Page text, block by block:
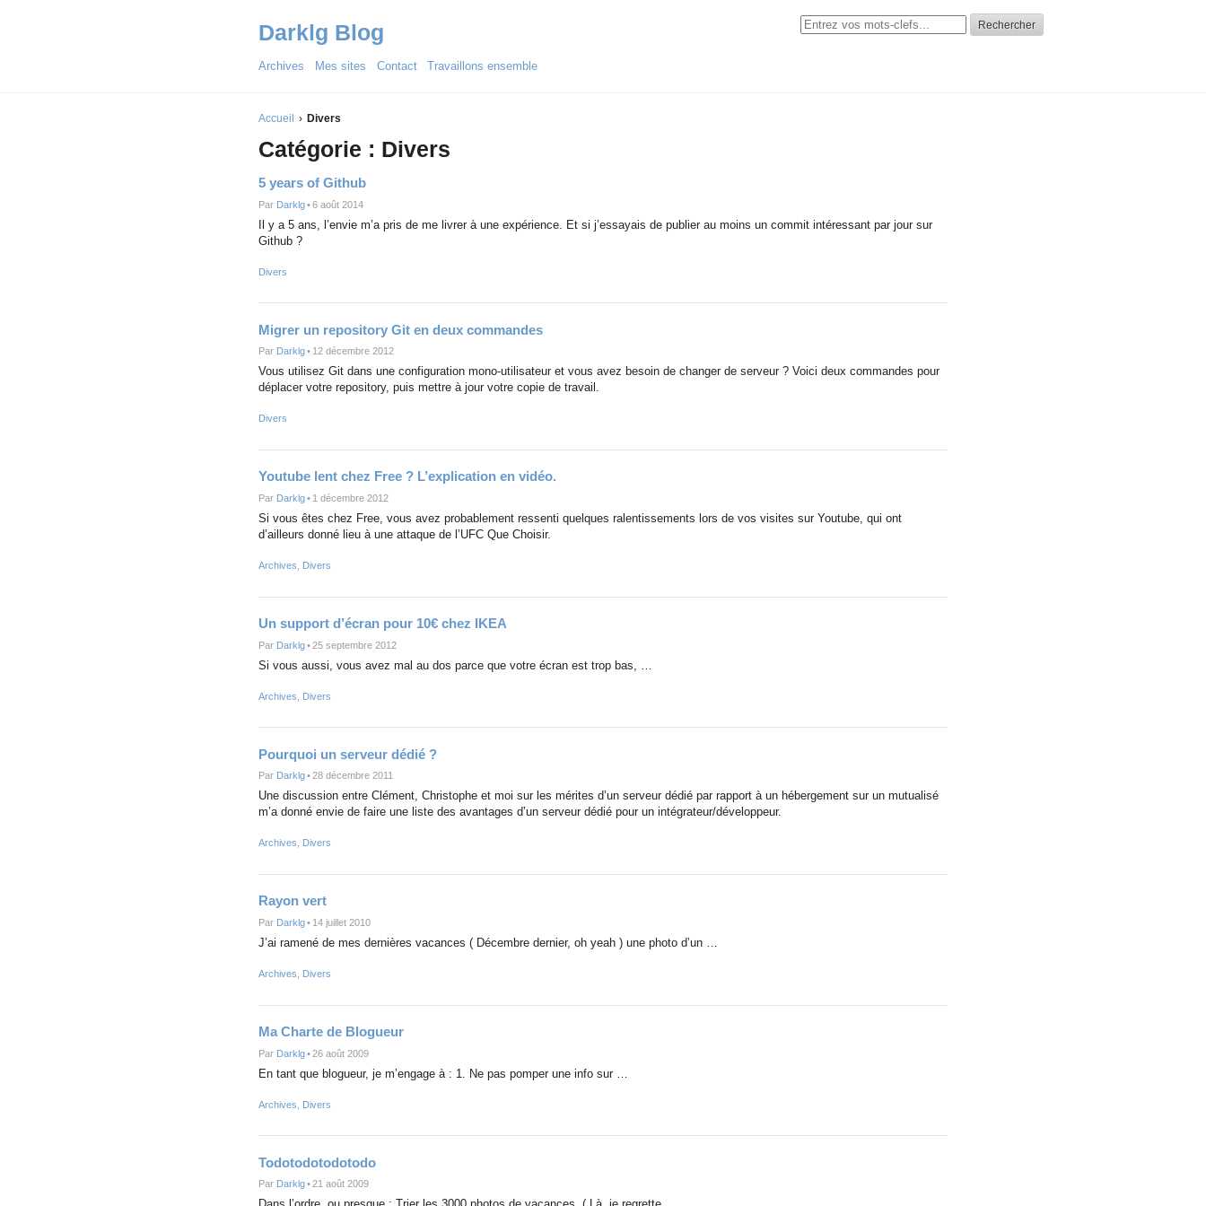
Darklg Blog Rechercher
Archives Mes sites Contact Travaillons ensemble
Accueil Divers
Catégorie : Divers
5 years of Github
Par Darklg•6 août 2014
Il y a 5 ans, l’envie m’a pris de me livrer à une expérience. Et si j’essayais de publier au moins un commit intéressant par jour sur
Github ?
Divers
Migrer un repository Git en deux commandes
Par Darklg• 12 décembre 2012
Vous utilisez Git dans une configuration mono-utilisateur et vous avez besoin de changer de serveur ? Voici deux commandes pour
déplacer votre repository, puis mettre à jour votre copie de travail.
Divers
Youtube lent chez Free ? L’explication en vidéo.
Par Darklg• 1 décembre 2012
Si vous êtes chez Free, vous avez probablement ressenti quelques ralentissements lors de vos visites sur Youtube, qui ont
d’ailleurs donné lieu à une attaque de l’UFC Que Choisir.
Archives Divers
Un support d’écran pour 10€ chez IKEA
Par Darklg•25 septembre 2012
Si vous aussi, vous avez mal au dos parce que votre écran est trop bas, …
Archives Divers
Pourquoi un serveur dédié ?
Par Darklg•28 décembre 2011
Une discussion entre Clément, Christophe et moi sur les mérites d’un serveur dédié par rapport à un hébergement sur un mutualisé
m’a donné envie de faire une liste des avantages d’un serveur dédié pour un intégrateur/développeur.
Archives, Divers
Rayon vert
Par Darklg• 14 juillet 2010
J’ai ramené de mes dernières vacances ( Décembre dernier, oh yeah ) une photo d’un …
Archives Divers
Ma Charte de Blogueur
Par Darklg•26 août 2009
En tant que blogueur, je m’engage à : 1. Ne pas pomper une info sur …
Archives Divers
Todotodotodotodo
Par Darklg•21 août 2009